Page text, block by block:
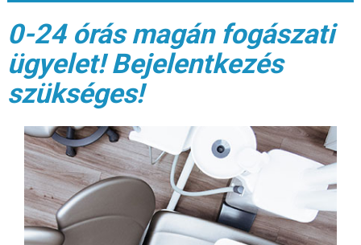
0-24 órás magán fogászati
ügyelet! Bejelentkezés
szükséges!